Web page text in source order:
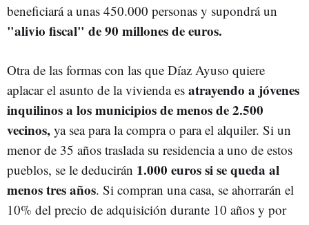
beneficiará a unas 450.000 personas y supondrá un
"alivio fiscal" de 90 millones de euros.
Otra de las formas con las que Díaz Ayuso quiere
aplacar el asunto de la vivienda es atrayendo a jóvenes
inquilinos a los municipios de menos de 2.500
vecinos, ya sea para la compra o para el alquiler. Si un
menor de 35 años traslada su residencia a uno de estos
pueblos, se le deducirán 1.000 euros si se queda al
menos tres años. Si compran una casa, se ahorrarán el
10% del precio de adquisición durante 10 años y por